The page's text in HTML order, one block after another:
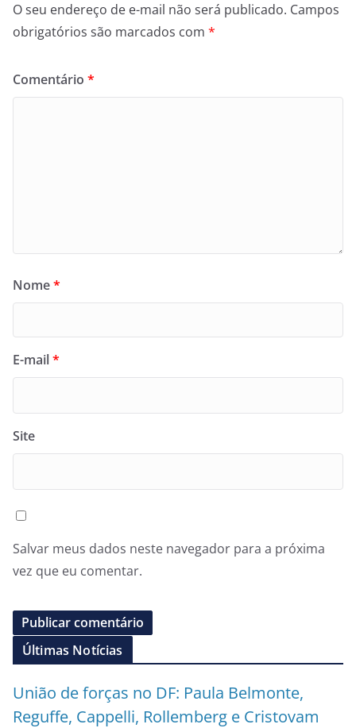
O seu endereço de e-mail não será publicado. Campos
obrigatórios são marcados com *
Comentário *
Nome*
E-mail*
Site
Salvar meus dados neste navegador para a próxima
vez que eu comentar.
Últimas Notícias
União de forças no DF: Paula Belmonte,
Reguffe, Cappelli, Rollemberg e Cristovam